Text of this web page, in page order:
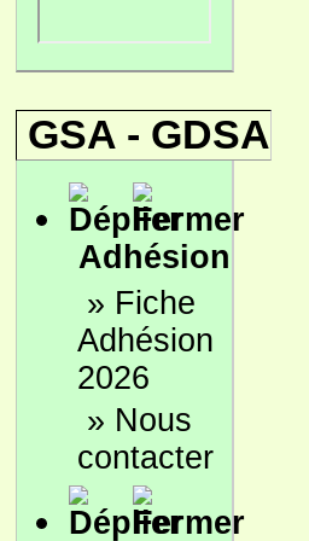
GSA - GDSA
Adhésion
» Fiche
Adhésion
2026
» Nous
contacter